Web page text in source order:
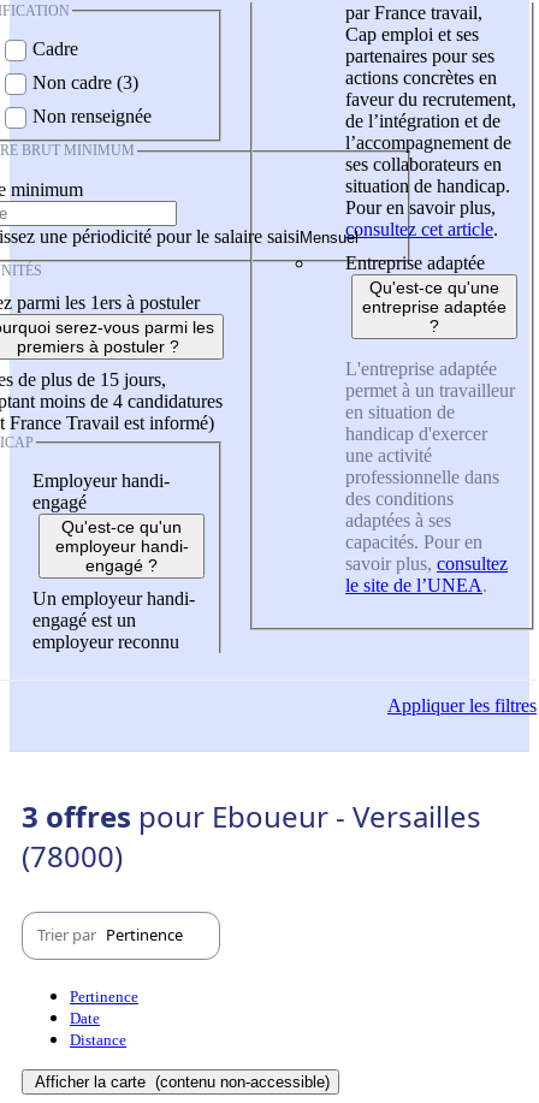
Cadre
Non cadre (3)
Non renseignée
BRUT MINIMUM
minimum
une périodicité pour le salaire saisi
parmi les 1ers à postuler
serez-vous parmi les
premiers à postuler ?
de plus de 15 jours,
moins de 4 candidatures
France Travail est informé)
Employeur handi-
engagé
Qu'est-ce qu'un
employeur handi-
engagé ?
Un employeur handi-
engagé est un
employeur reconnu
par France travail,
Cap emploi et ses
partenaires pour ses
actions concrètes en
faveur du recrutement,
de l’intégration et de
l’accompagnement de
ses collaborateurs en
situation de handicap.
Pour en savoir plus,
consultez cet article.
Entreprise adaptée
Qu'est-ce qu'une
entreprise adaptée
?
L'entreprise adaptée
permet à un travailleur
en situation de
handicap d'exercer
une activité
professionnelle dans
des conditions
adaptées à ses
capacités. Pour en
savoir plus, consultez
le site de l’UNEA.
Appliquerles filtres
3 offres pour Eboueur - Versailles
(78000)
Trier par Pertinence
Pertinence
Date
Distance
Afficher la carte (contenu non-accessible)